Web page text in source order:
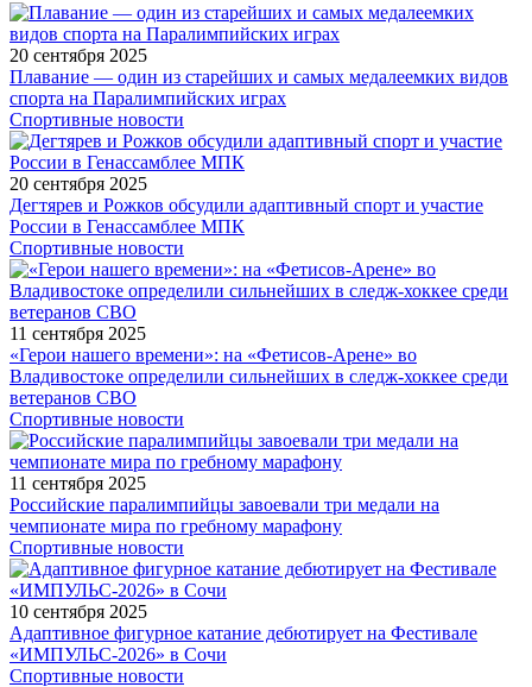
20 сентября 2025
Плавание — один из старейших и самых медалеемких видов
спорта на Паралимпийских играх
Спортивные новости
20 сентября 2025
Дегтярев и Рожков обсудили адаптивный спорт и участие
России в Генассамблее МПК
Спортивные новости
11 сентября 2025
«Герои нашего времени»: на «Фетисов-Арене» во
Владивостоке определили сильнейших в следж-хоккее среди
ветеранов СВО
Спортивные новости
11 сентября 2025
Российские паралимпийцы завоевали три медали на
чемпионате мира по гребному марафону
Спортивные новости
10 сентября 2025
Адаптивное фигурное катание дебютирует на Фестивале
«ИМПУЛЬС-2026» в Сочи
Спортивные новости